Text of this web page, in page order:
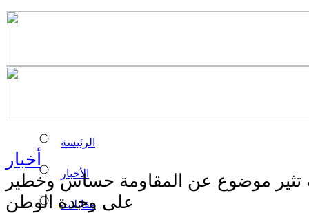
الرئيسة
الأخبار
مقابلات
أخبار
تثير موضوع عن المقاومة حساس وخطير
على وحدة الوطن